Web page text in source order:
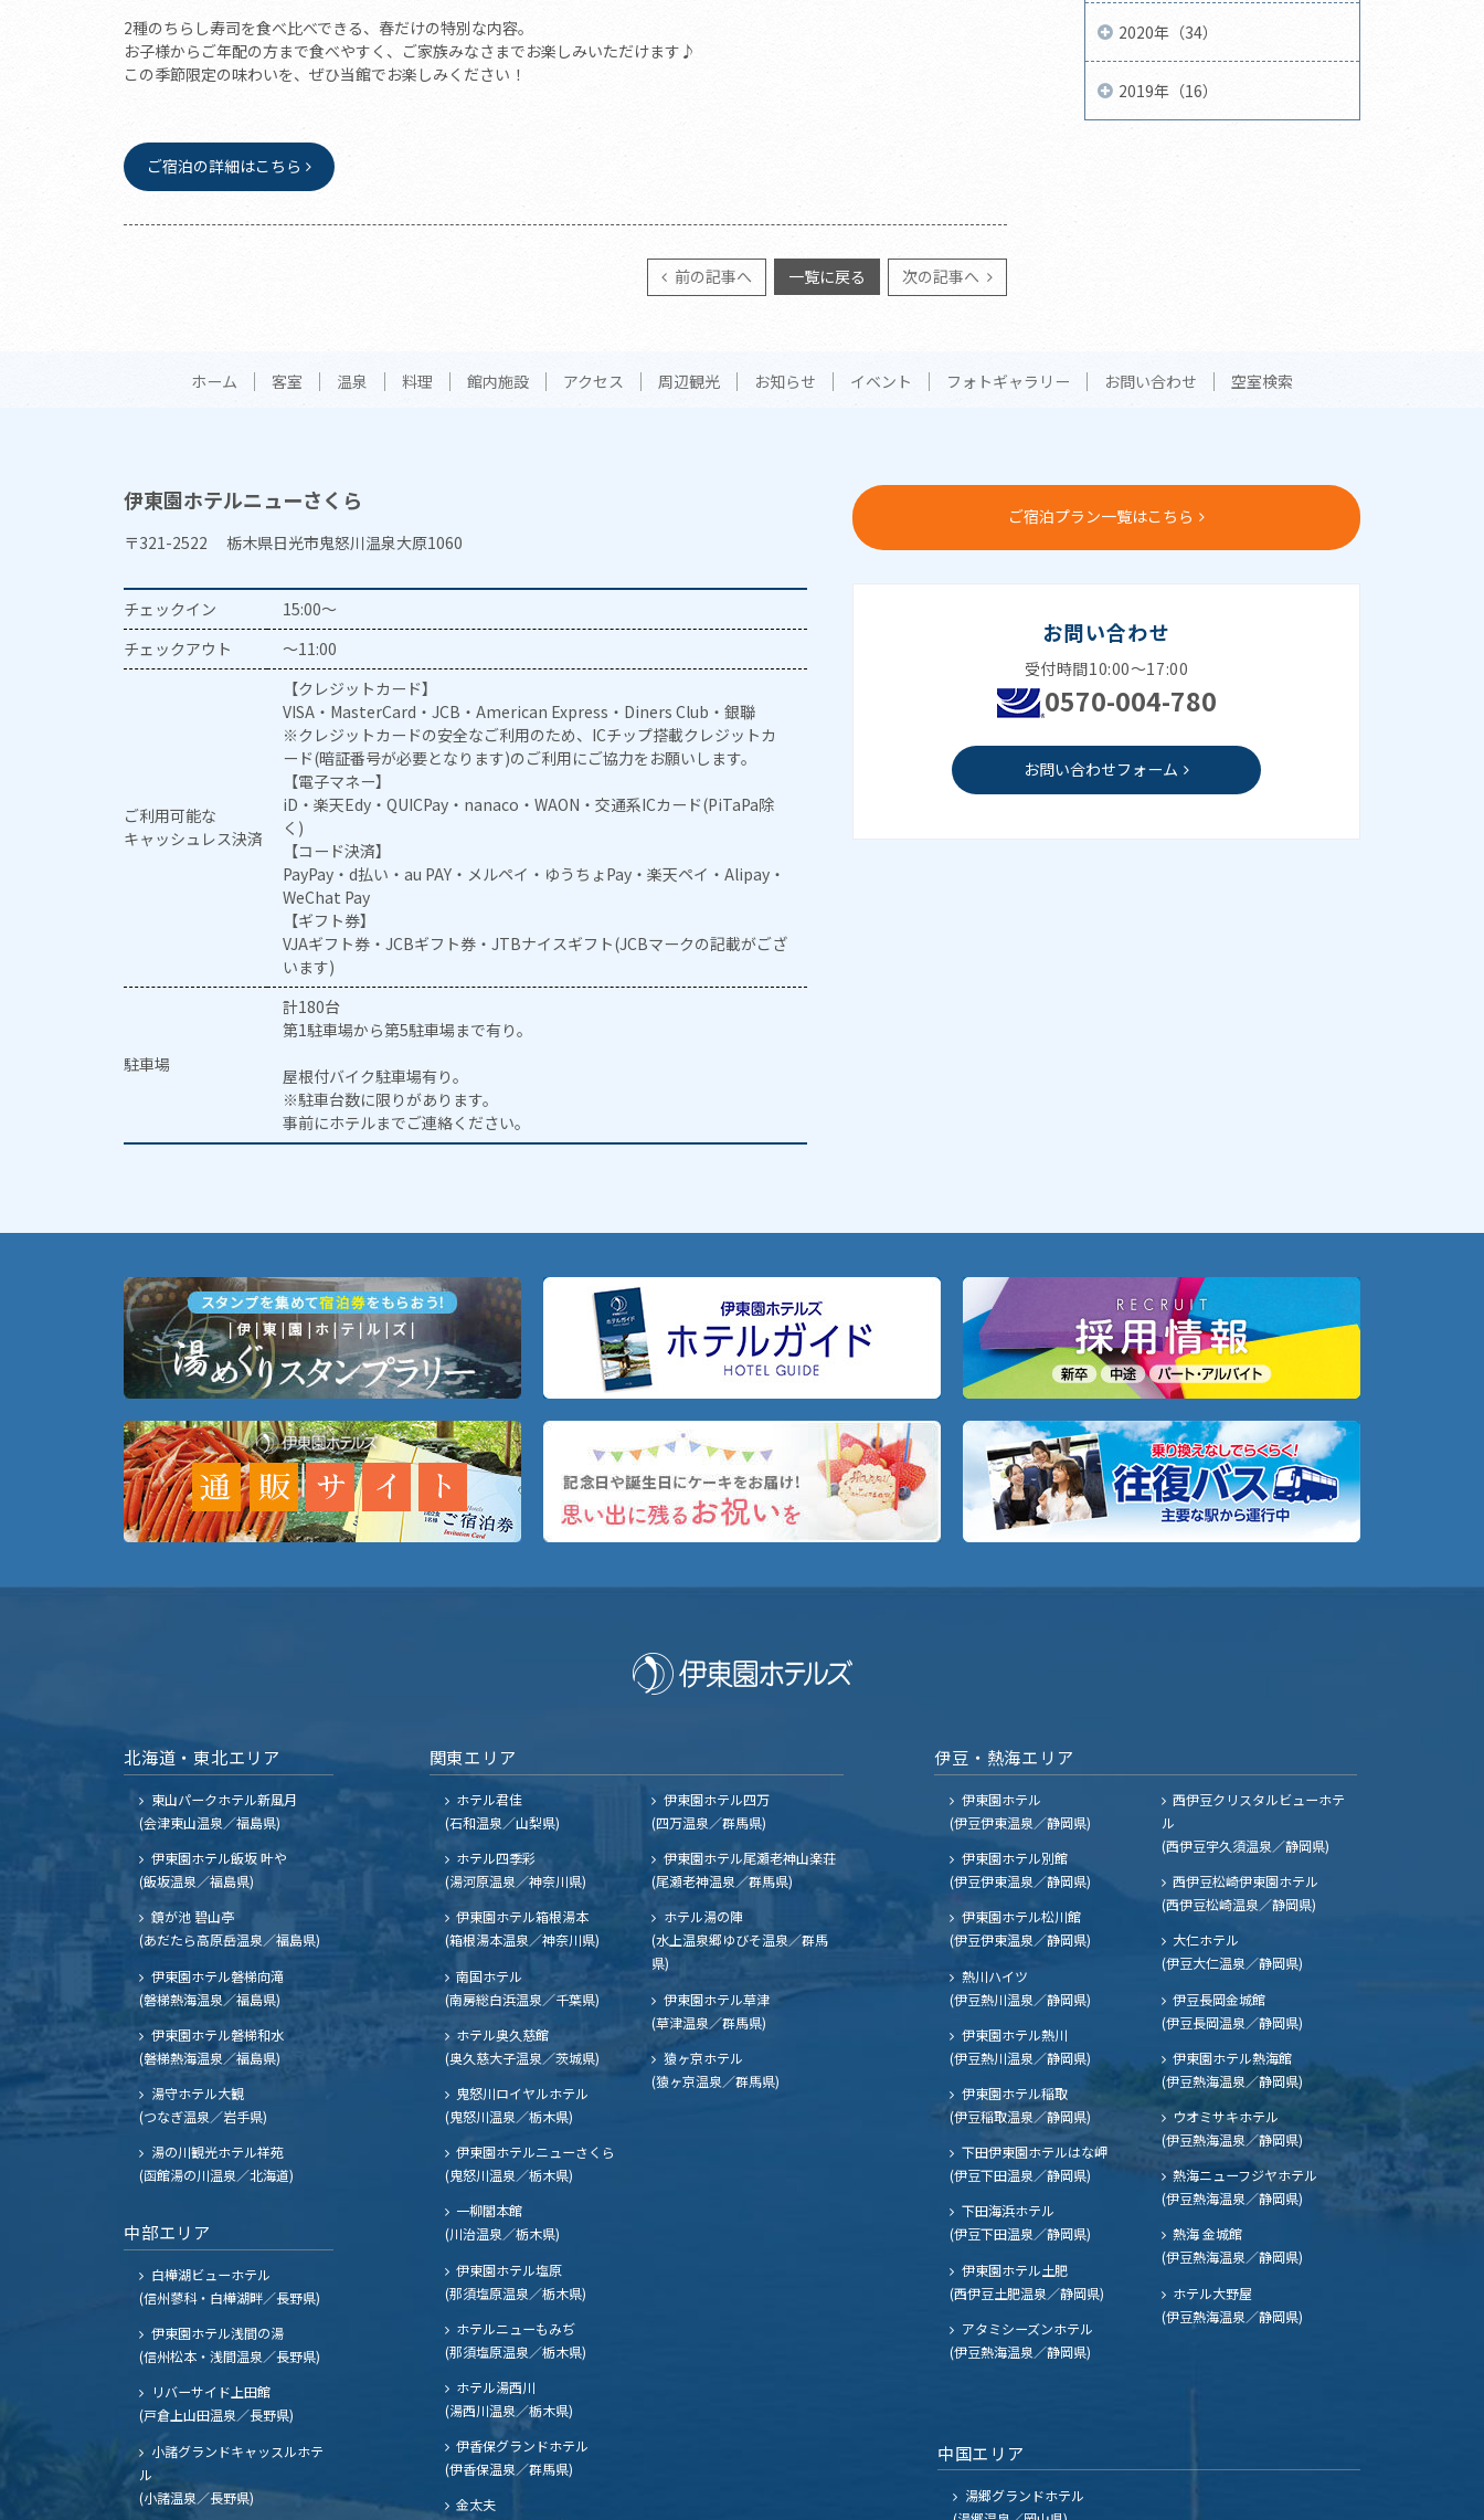
2種のちらし寿司を食べ比べできる、春だけの特別な内容。
お子様からご年配の方まで食べやすく、ご家族みなさまでお楽しみいただけます♪
この季節限定の味わいを、ぜひ当館でお楽しみください！
ご宿泊の詳細はこちら
前の記事へ 一覧に戻る 次の記事へ
2020年（34）
2019年（16）
ホーム 客室 温泉 料理 館内施設 アクセス 周辺観光 お知らせ イベント フォトギャラリー お問い合わせ 空室検索
伊東園ホテルニューさくら
〒321-2522 栃木県日光市鬼怒川温泉大原1060
チェックイン
15:00～
チェックアウト
～11:00
ご利用可能な
キャッシュレス決済
【クレジットカード】
VISA・MasterCard・JCB・American Express・Diners Club・銀聯
※クレジットカードの安全なご利用のため、ICチップ搭載クレジットカ
ード(暗証番号が必要となります)のご利用にご協力をお願いします。
【電子マネー】
iD・楽天Edy・QUICPay・nanaco・WAON・交通系ICカード(PiTaPa除
く)
【コード決済】
PayPay・d払い・au PAY・メルペイ・ゆうちょPay・楽天ペイ・Alipay・
WeChat Pay
【ギフト券】
VJAギフト券・JCBギフト券・JTBナイスギフト(JCBマークの記載がござ
います)
駐車場
計180台
第1駐車場から第5駐車場まで有り。
屋根付バイク駐車場有り。
※駐車台数に限りがあります。
事前にホテルまでご連絡ください。
ご宿泊プラン一覧はこちら
お問い合わせ
受付時間10:00～17:00
0570-004-780
お問い合わせフォーム
北海道・東北エリア
東山パークホテル新風月
(会津東山温泉／福島県)
伊東園ホテル飯坂 叶や
(飯坂温泉／福島県)
鏡が池 碧山亭
(あだたら高原岳温泉／福島県)
伊東園ホテル磐梯向滝
(磐梯熱海温泉／福島県)
伊東園ホテル磐梯和水
(磐梯熱海温泉／福島県)
湯守ホテル大観
(つなぎ温泉／岩手県)
湯の川観光ホテル祥苑
(函館湯の川温泉／北海道)
中部エリア
白樺湖ビューホテル
(信州蓼科・白樺湖畔／長野県)
伊東園ホテル浅間の湯
(信州松本・浅間温泉／長野県)
リバーサイド上田館
(戸倉上山田温泉／長野県)
小諸グランドキャッスルホテ
ル
(小諸温泉／長野県)
関東エリア
ホテル君佳
(石和温泉／山梨県)
ホテル四季彩
(湯河原温泉／神奈川県)
伊東園ホテル箱根湯本
(箱根湯本温泉／神奈川県)
南国ホテル
(南房総白浜温泉／千葉県)
ホテル奥久慈館
(奥久慈大子温泉／茨城県)
鬼怒川ロイヤルホテル
(鬼怒川温泉／栃木県)
伊東園ホテルニューさくら
(鬼怒川温泉／栃木県)
一柳閣本館
(川治温泉／栃木県)
伊東園ホテル塩原
(那須塩原温泉／栃木県)
ホテルニューもみぢ
(那須塩原温泉／栃木県)
ホテル湯西川
(湯西川温泉／栃木県)
伊香保グランドホテル
(伊香保温泉／群馬県)
金太夫
伊東園ホテル四万
(四万温泉／群馬県)
伊東園ホテル尾瀬老神山楽荘
(尾瀬老神温泉／群馬県)
ホテル湯の陣
(水上温泉郷ゆびそ温泉／群馬
県)
伊東園ホテル草津
(草津温泉／群馬県)
猿ヶ京ホテル
(猿ヶ京温泉／群馬県)
伊豆・熱海エリア
伊東園ホテル
(伊豆伊東温泉／静岡県)
伊東園ホテル別館
(伊豆伊東温泉／静岡県)
伊東園ホテル松川館
(伊豆伊東温泉／静岡県)
熱川ハイツ
(伊豆熱川温泉／静岡県)
伊東園ホテル熱川
(伊豆熱川温泉／静岡県)
伊東園ホテル稲取
(伊豆稲取温泉／静岡県)
下田伊東園ホテルはな岬
(伊豆下田温泉／静岡県)
下田海浜ホテル
(伊豆下田温泉／静岡県)
伊東園ホテル土肥
(西伊豆土肥温泉／静岡県)
西伊豆クリスタルビューホテ
ル
(西伊豆宇久須温泉／静岡県)
西伊豆松崎伊東園ホテル
(西伊豆松崎温泉／静岡県)
大仁ホテル
(伊豆大仁温泉／静岡県)
伊豆長岡金城館
(伊豆長岡温泉／静岡県)
伊東園ホテル熱海館
(伊豆熱海温泉／静岡県)
ウオミサキホテル
(伊豆熱海温泉／静岡県)
熱海ニューフジヤホテル
(伊豆熱海温泉／静岡県)
熱海 金城館
(伊豆熱海温泉／静岡県)
ホテル大野屋
(伊豆熱海温泉／静岡県)
アタミシーズンホテル
(伊豆熱海温泉／静岡県)
中国エリア
湯郷グランドホテル